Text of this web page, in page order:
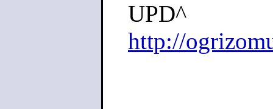
UPD^
http://